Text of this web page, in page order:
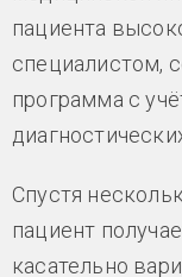
пациента
специалистом,
программа с
Спустя
пациент
касательно